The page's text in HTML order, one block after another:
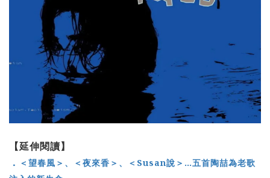
【延伸閱讀】
． ＜望春風＞、＜夜來香＞、＜Susan說＞…五首陶喆為老歌